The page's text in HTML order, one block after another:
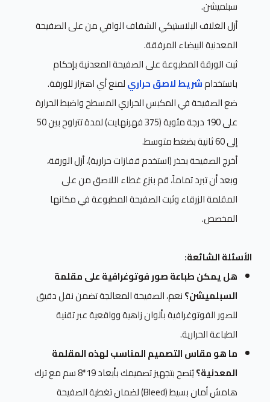
سبلميشن.
أزل الغلاف البلاستيكي الشفاف الواقي من على الصفيحة
المعدنية البيضاء المرفقة.
ثبت الورقة المطبوعة على الصفيحة المعدنية بإحكام
باستخدامشريط لاصق حراريلمنع أي اهتزاز للورقة.
ضع الصفيحة في المكبس الحراري المسطح واضبط الحرارة
على 190 درجة مئوية (375 فهرنهايت) لمدة تتراوح بين 50
إلى 60 ثانية بضغط متوسط.
أخرج الصفيحة بحذر (استخدم قفازات حرارية)، أزل الورقة،
وبعد أن تبرد تماماً، قم بنزع غطاء اللاصق من على
المقلمة الزرقاء وثبت الصفيحة المطبوعة في مكانها
المخصص.
الأسئلة الشائعة:
هل يمكن طباعة صور فوتوغرافية على مقلمة
السبلميشن؟نعم، الصفيحة المعالجة تضمن نقل دقيق
للصور الفوتوغرافية بألوان زاهية وواقعية عبر تقنية
الطباعة الحرارية.
ما هو مقاس التصميم المناسب لهذه المقلمة
المعدنية؟
يُنصح بتجهيز تصميمك بأبعاد 19*8 سم مع ترك
هامش أمان بسيط (Bleed) لضمان تغطية الصفيحة